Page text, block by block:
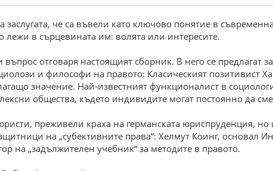
че са въвели като ключово понятие в
лежи в сърцевината им: волята или интересите.
отговаря настоящият сборник. В него се предлагат
и философи на правото: Класическият позитивист
значение. Най-известният функционалист в
общества, където индивидите могат постоянно да
преживели краха на германската юриспруденция,
на „субективните права“: Хелмут Коинг, основал
на „задължителен учебник“ за методите в правото.